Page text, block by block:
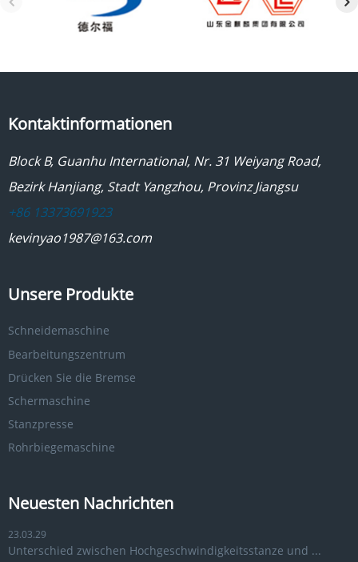
Kontaktinformationen
Block B, Guanhu International, Nr. 31 Weiyang Road,
Bezirk Hanjiang, Stadt Yangzhou, Provinz Jiangsu
+86 13373691923
kevinyao1987@163.com
Unsere Produkte
Schneidemaschine
Bearbeitungszentrum
Drücken Sie die Bremse
Schermaschine
Stanzpresse
Rohrbiegemaschine
Neuesten Nachrichten
23.03.29
Unterschied zwischen Hochgeschwindigkeitsstanze und ...